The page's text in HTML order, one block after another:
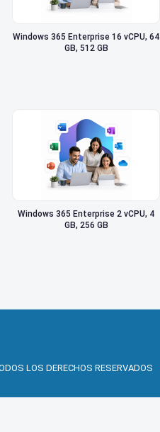
Windows 365 Enterprise 16 vCPU, 64
GB, 512 GB
Windows 365 Enterprise 2 vCPU, 4
GB, 256 GB
LOS DERECHOS RESERVADOS